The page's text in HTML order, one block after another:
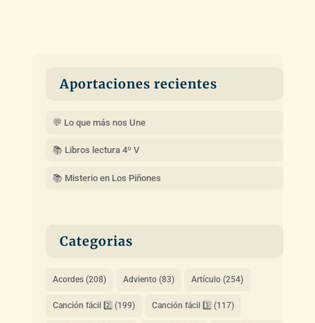
Aportaciones recientes
💬 Lo que más nos Une
📚 Libros lectura 4º V
📚 Misterio en Los Piñones
Categorias
Acordes(208) Adviento(83) Artículo(254)
Canción fácil 2️⃣ (199) Canción fácil 3️⃣ (117)